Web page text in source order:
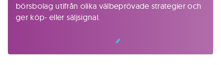
börsbolag utifrån olika välbeprövade strategier och
ger köp- eller säljsignal.